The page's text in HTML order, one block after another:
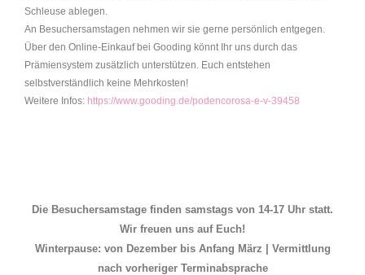
Schleuse ablegen.
An Besuchersamstagen nehmen wir sie gerne persönlich entgegen.
Über den Online-Einkauf bei Gooding könnt Ihr uns durch das
Prämiensystem zusätzlich unterstützen. Euch entstehen
selbstverständlich keine Mehrkosten!
Weitere Infos: https://www.gooding.de/podencorosa-e-v-39458
Die Besuchersamstage finden samstags von 14-17 Uhr statt.
Wir freuen uns auf Euch!
Winterpause: von Dezember bis Anfang März | Vermittlung
nach vorheriger Terminabsprache